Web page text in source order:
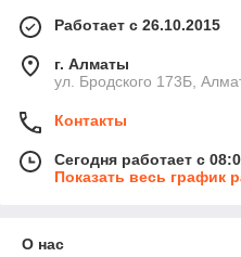
Работает с 26.10.2015
г. Алматы
ул. Бродского 173Б,
Контакты
Сегодня работает с
Показать весь график
О нас